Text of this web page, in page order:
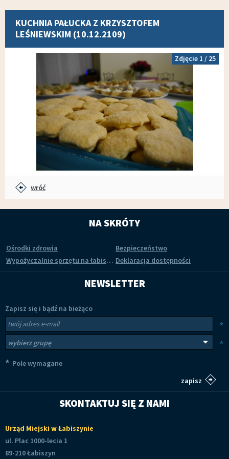
KUCHNIA PAŁUCKA Z KRZYSZTOFEM
LEŚNIEWSKIM (10.12.2109)
Zdjęcie 1 / 25
wróć
NA SKRÓTY
Ośrodki zdrowia
Bezpieczeństwo
Wypożyczalnie sprzętu na łabiszyńskiej wyspie Deklaracja dostępności
NEWSLETTER
Zapisz się i bądź na bieżąco
Newsletter
*
*
* Pole wymagane
SKONTAKTUJ SIĘ Z NAMI
Urząd Miejski w Łabiszynie
ul. Plac 1000-lecia 1
89-210 Łabiszyn